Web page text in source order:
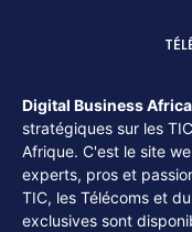
Digital Business Africa
stratégiques sur les
Afrique. C'est le site
experts, pros et
TIC, les Télécoms et
exclusives sont